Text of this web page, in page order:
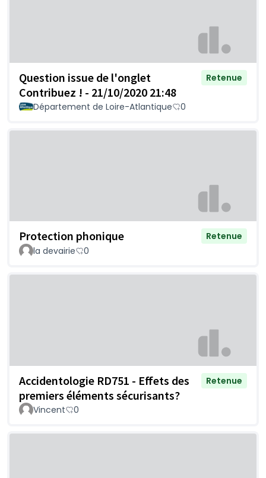
Question issue de l'onglet
Contribuez ! - 21/10/2020 21:48
Retenue
Département de Loire-Atlantique 0
Protection phonique
Retenue
la devairie
0
Accidentologie RD751 - Effets des
premiers éléments sécurisants?
Retenue
Vincent 0